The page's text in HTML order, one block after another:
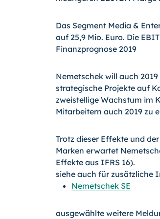
Das Segment Media &
auf 25,9 Mio. Euro. Die
Finanzprognose 2019
Nemetschek will auch
strategische Projekte auf
zweistellige Wachstum im
Mitarbeitern auch 2019 zu
Trotz dieser Effekte und
Marken erwartet
Effekte aus IFRS 16).
siehe auch für zusätzliche
Nemetschek SE
ausgewählte weitere